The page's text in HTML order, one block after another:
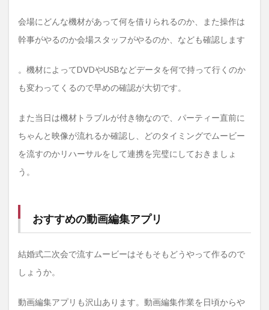
会場にどんな機材があって何を借りられるのか、また操作は
幹事がやるのか会場スタッフがやるのか、なども確認します
。機材によってDVDやUSBなどデータを何で持って行くのか
も変わってくるので早めの確認が大切です。
また当日は機材トラブルが付き物なので、パーティー直前に
ちゃんと映像が流れるか確認し、どのタイミングでムービー
を流すのかリハーサルをして連携を完璧にしておきましょ
う。
おすすめの動画編集アプリ
結婚式二次会で流すムービーはそもそもどうやって作るので
しょうか。
動画編集アプリも沢山あります。動画編集作業を日頃からや